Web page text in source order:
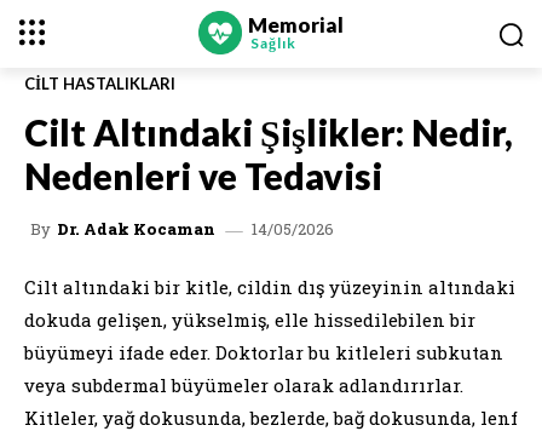
Memorial
Sağlık
CILT HASTALIKLARI
Cilt Altındaki Şişlikler: Nedir,
Nedenleri ve Tedavisi
By Dr. Adak Kocaman 14/05/2026
Cilt altındaki bir kitle, cildin dış yüzeyinin altındaki
dokuda gelişen, yükselmiş, elle hissedilebilen bir
büyümeyi ifade eder. Doktorlar bu kitleleri subkutan
veya subdermal büyümeler olarak adlandırırlar.
Kitleler, yağ dokusunda, bezlerde, bağ dokusunda, lenf